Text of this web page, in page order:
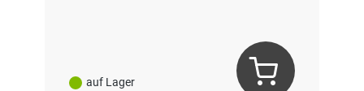
auf Lager